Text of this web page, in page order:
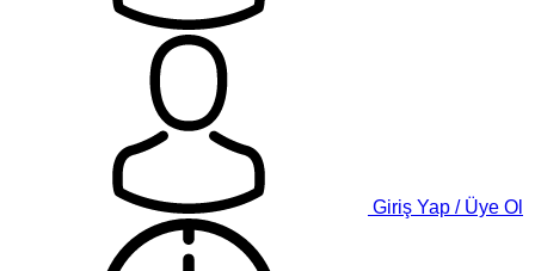
Giriş Yap / Üye Ol